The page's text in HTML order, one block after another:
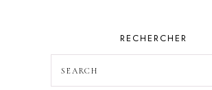
RECHERCHER